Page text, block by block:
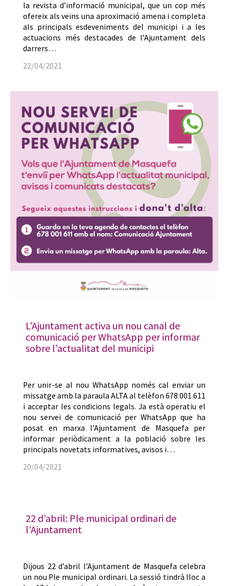
la revista d’informació municipal, que un cop més
ofereix als veïns una aproximació amena i completa
als principals esdeveniments del municipi i a les
actuacions més destacades de l’Ajuntament dels
darrers…
22/04/2021
L’Ajuntament activa un nou canal de
comunicació per WhatsApp per informar
sobre l’actualitat del municipi
Per unir-se al nou WhatsApp només cal enviar un
missatge amb la paraula ALTA al telèfon 678 001 611
i acceptar les condicions legals. Ja està operatiu el
nou servei de comunicació per WhatsApp que ha
posat en marxa l’Ajuntament de Masquefa per
informar periòdicament a la població sobre les
principals novetats informatives, avisos i…
20/04/2021
22 d’abril: Ple municipal ordinari de
l’Ajuntament
Dijous 22 d’abril l’Ajuntament de Masquefa celebra
un nou Ple municipal ordinari. La sessió tindrà lloc a